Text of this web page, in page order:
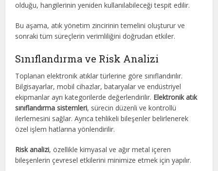
olduğu, hangilerinin yeniden kullanılabileceği tespit edilir.
Bu aşama, atık yönetim zincirinin temelini oluşturur ve
sonraki tüm süreçlerin verimliliğini doğrudan etkiler.
Sınıflandırma ve Risk Analizi
Toplanan elektronik atıklar türlerine göre sınıflandırılır.
Bilgisayarlar, mobil cihazlar, bataryalar ve endüstriyel
ekipmanlar ayrı kategorilerde değerlendirilir. Elektronik atık
sınıflandırma sistemleri, sürecin düzenli ve kontrollü
ilerlemesini sağlar. Ayrıca tehlikeli bileşenler belirlenerek
özel işlem hatlarına yönlendirilir.
Risk analizi, özellikle kimyasal ve ağır metal içeren
bileşenlerin çevresel etkilerini minimize etmek için yapılır.